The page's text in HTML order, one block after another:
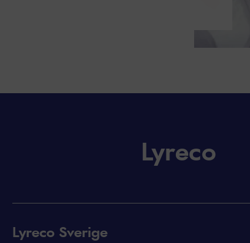
Lyreco
Lyreco Sverige